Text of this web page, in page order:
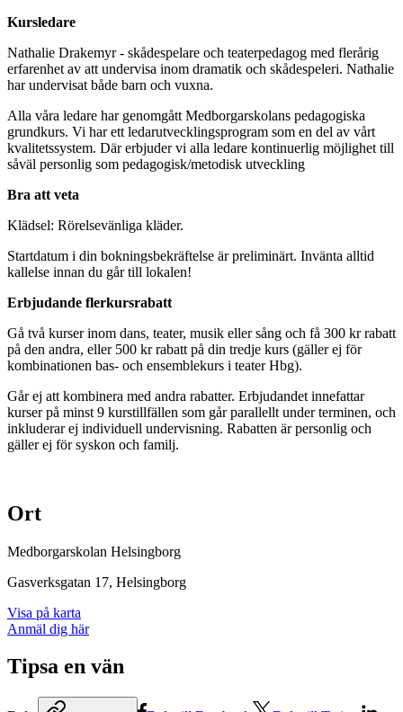
Kursledare
Nathalie Drakemyr - skådespelare och teaterpedagog med flerårig
erfarenhet av att undervisa inom dramatik och skådespeleri. Nathalie
har undervisat både barn och vuxna.
Alla våra ledare har genomgått Medborgarskolans pedagogiska
grundkurs. Vi har ett ledarutvecklingsprogram som en del av vårt
kvalitetssystem. Där erbjuder vi alla ledare kontinuerlig möjlighet till
såväl personlig som pedagogisk/metodisk utveckling
Bra att veta
Klädsel: Rörelsevänliga kläder.
Startdatum i din bokningsbekräftelse är preliminärt. Invänta alltid
kallelse innan du går till lokalen!
Erbjudande flerkursrabatt
Gå två kurser inom dans, teater, musik eller sång och få 300 kr rabatt
på den andra, eller 500 kr rabatt på din tredje kurs (gäller ej för
kombinationen bas- och ensemblekurs i teater Hbg).
Går ej att kombinera med andra rabatter. Erbjudandet innefattar
kurser på minst 9 kurstillfällen som går parallellt under terminen, och
inkluderar ej individuell undervisning. Rabatten är personlig och
gäller ej för syskon och familj.
Ort
Medborgarskolan Helsingborg
Gasverksgatan 17, Helsingborg
Visa på karta
Anmäl dig här
Tipsa en vän